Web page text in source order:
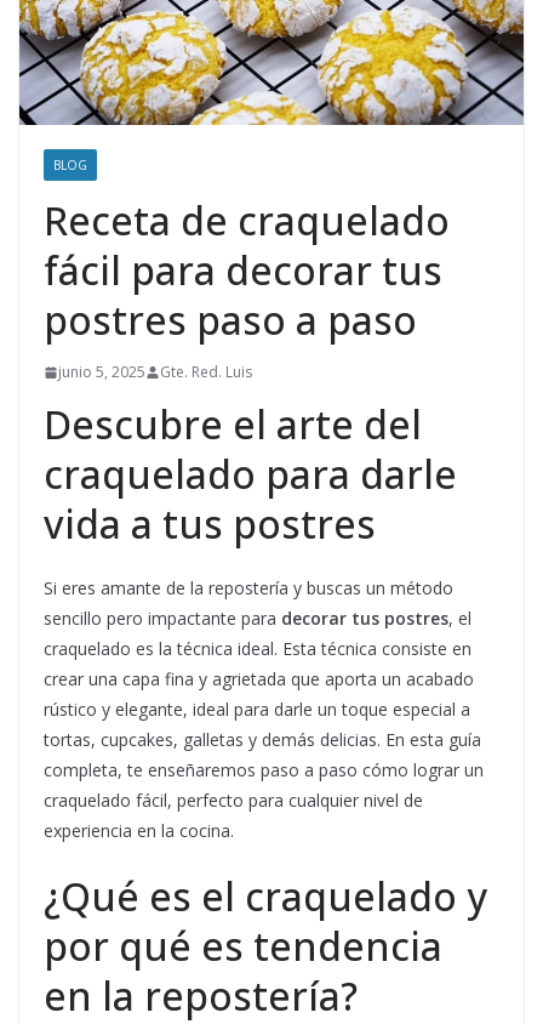
BLOG
Receta de craquelado
fácil para decorar tus
postres paso a paso
junio 5, 2025 Gte. Red. Luis
Descubre el arte del
craquelado para darle
vida a tus postres
Si eres amante de la repostería y buscas un método
sencillo pero impactante para decorar tus postres, el
craquelado es la técnica ideal. Esta técnica consiste en
crear una capa fina y agrietada que aporta un acabado
rústico y elegante, ideal para darle un toque especial a
tortas, cupcakes, galletas y demás delicias. En esta guía
completa, te enseñaremos paso a paso cómo lograr un
craquelado fácil, perfecto para cualquier nivel de
experiencia en la cocina.
¿Qué es el craquelado y
por qué es tendencia
en la repostería?